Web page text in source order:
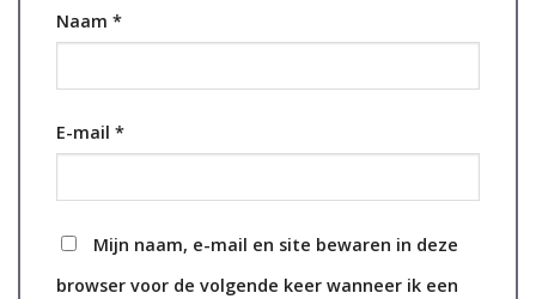
Naam *
E-mail *
Mijn naam, e-mail en site bewaren in deze
browser voor de volgende keer wanneer ik een